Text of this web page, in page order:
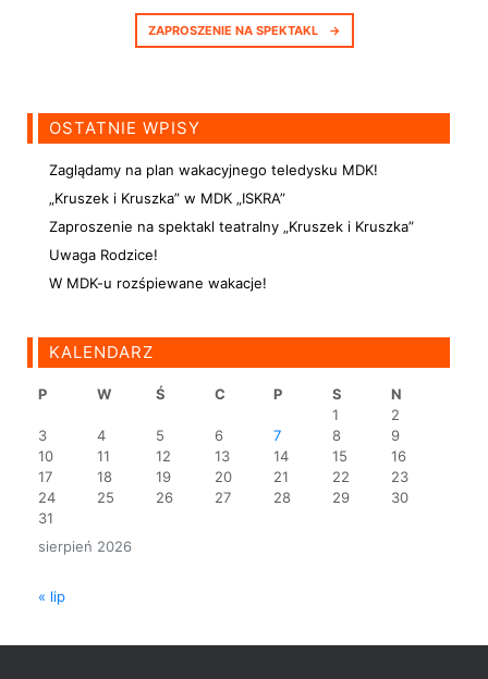
ZAPROSZENIE NA SPEKTAKL →
OSTATNIE WPISY
Zaglądamy na plan wakacyjnego teledysku MDK!
„Kruszek i Kruszka” w MDK „ISKRA”
Zaproszenie na spektakl teatralny „Kruszek i Kruszka”
Uwaga Rodzice!
W MDK-u rozśpiewane wakacje!
KALENDARZ
sierpień 2026
P W Ś C P S
N
1
2
3
4 5 6 7 8
9
10
11 12 13 14 15
16
17
18 19 20 21 22
23
24
25 26 27 28 29
30
31
« lip